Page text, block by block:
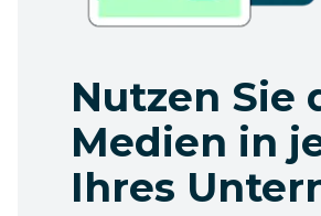
Nutzen Sie
Medien in
Ihres